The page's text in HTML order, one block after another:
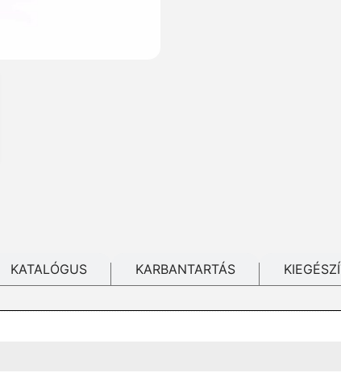
KATALÓGUS KARBANTARTÁS